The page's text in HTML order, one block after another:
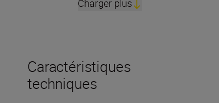
Charger plus
Caractéristiques
techniques